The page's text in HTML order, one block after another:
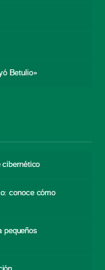
Betulio»
cibernético
conoce cómo
pequeños